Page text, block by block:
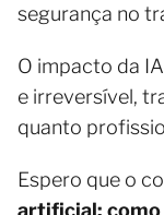
segurança no
O impacto da
e irreversível,
quanto
Espero que o
artificial: como